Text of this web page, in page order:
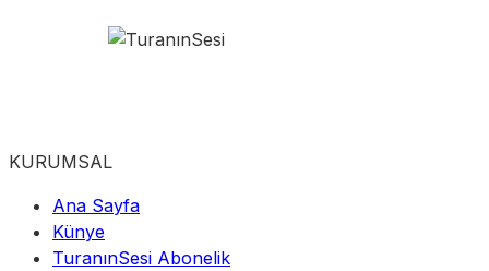
KURUMSAL
Ana Sayfa
Künye
TuranınSesi Abonelik